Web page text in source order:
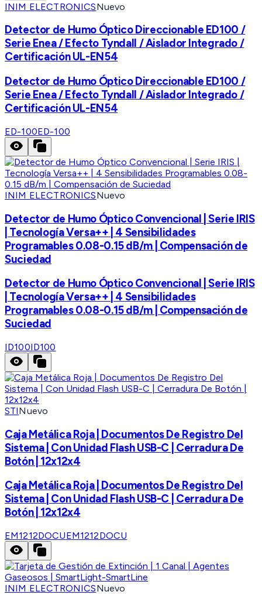
INIM ELECTRONICSNuevo
Detector de Humo Óptico Direccionable ED100 /
Serie Enea / Efecto Tyndall / Aislador Integrado /
Certificación UL-EN54
Detector de Humo Óptico Direccionable ED100 /
Serie Enea / Efecto Tyndall / Aislador Integrado /
Certificación UL-EN54
ED-100ED-100
INIM ELECTRONICSNuevo
Detector de Humo Óptico Convencional | Serie IRIS
| Tecnología Versa++ | 4 Sensibilidades
Programables 0.08-0.15 dB/m | Compensación de
Suciedad
Detector de Humo Óptico Convencional | Serie IRIS
| Tecnología Versa++ | 4 Sensibilidades
Programables 0.08-0.15 dB/m | Compensación de
Suciedad
ID100ID100
STINuevo
Caja Metálica Roja | Documentos De Registro Del
Sistema | Con Unidad Flash USB-C | Cerradura De
Botón | 12x12x4
Caja Metálica Roja | Documentos De Registro Del
Sistema | Con Unidad Flash USB-C | Cerradura De
Botón | 12x12x4
EM1212DOCUEM1212DOCU
INIM ELECTRONICSNuevo